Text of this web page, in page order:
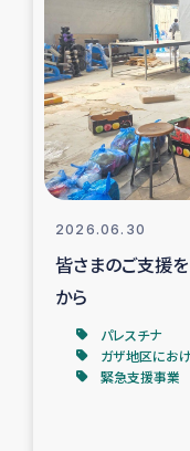
スリランカの南北
令和6
2026.06.30
皆さまのご支援
から
パレスチナ
ガザ地区にお
緊急支援事業